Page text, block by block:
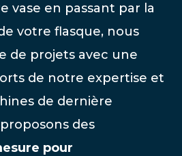
vase en passant par la
votre flasque, nous
de projets avec une
de notre expertise et
de dernière
des
pour